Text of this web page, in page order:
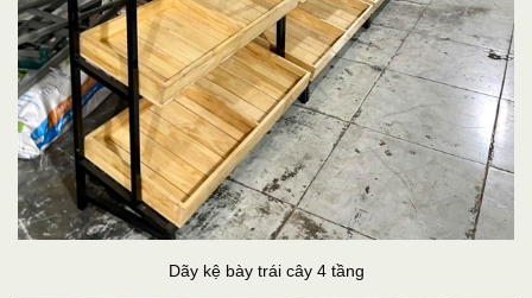
Dãy kệ bày trái cây 4 tầng